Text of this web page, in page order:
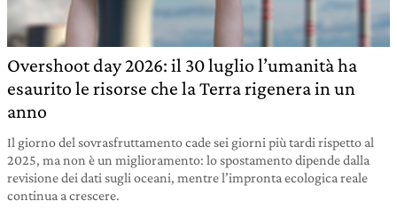
Overshoot day 2026: il 30 luglio l’umanità ha
esaurito le risorse che la Terra rigenera in un
anno
Il giorno del sovrasfruttamento cade sei giorni più tardi rispetto al
2025, ma non è un miglioramento: lo spostamento dipende dalla
revisione dei dati sugli oceani, mentre l’impronta ecologica reale
continua a crescere.